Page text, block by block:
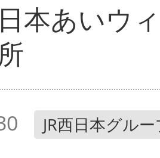
本あいウ
JR西日本グル